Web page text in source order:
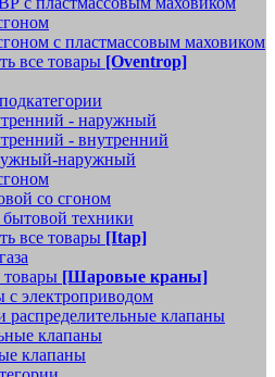
с пластмассовым маховиком
все товары [Oventrop]
- наружный
- внутренний
наружный
со сгоном
техники
все товары [Itap]
товары [Шаровые краны]
электроприводом
распределительные клапаны
клапаны
клапаны